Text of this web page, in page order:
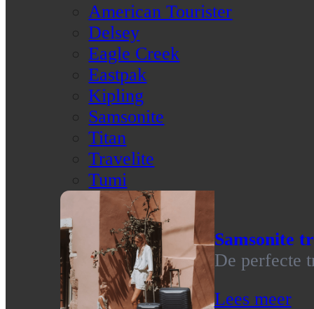
American Tourister
Delsey
Eagle Creek
Eastpak
Kipling
Samsonite
Titan
Travelite
Tumi
Samsonite
De perfecte
Lees meer